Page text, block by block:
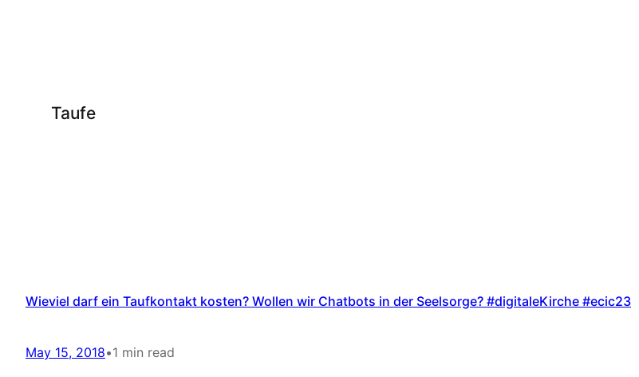
Taufe
Wieviel darf ein Taufkontakt kosten? Wollen wir Chatbots in der Seelsorge? #digitaleKirche #ecic23
May 15, 2018•1 min read